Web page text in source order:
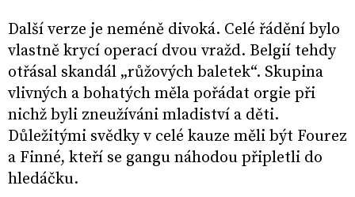
Další verze je neméně divoká. Celé řádění bylo
vlastně krycí operací dvou vražd. Belgií tehdy
otřásal skandál „růžových baletek“. Skupina
vlivných a bohatých měla pořádat orgie při
nichž byli zneužíváni mladiství a děti.
Důležitými svědky v celé kauze měli být Fourez
a Finné, kteří se gangu náhodou připletli do
hledáčku.